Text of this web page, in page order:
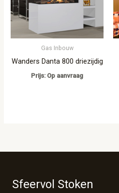
Gas Inbouw
Wanders Danta 800 driezijdig
Prijs: Op aanvraag
Sfeervol Stoken